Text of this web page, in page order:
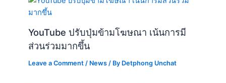
YouTube ปรับปุ่มข้ามโฆษณา เน้นการมี
ส่วนร่วมมากขึ้น
Leave a Comment / News / By Detphong Unchat